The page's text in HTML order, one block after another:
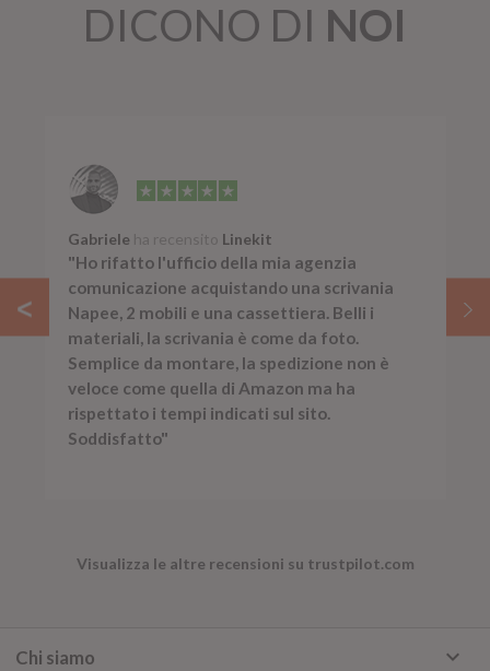
DICONO DI NOI
Gabriele ha recensito Linekit
"Ho rifatto l'ufficio della mia agenzia
comunicazione acquistando una scrivania
Napee, 2 mobili e una cassettiera. Belli i
materiali, la scrivania è come da foto.
Semplice da montare, la spedizione non è
veloce come quella di Amazon ma ha
rispettato i tempi indicati sul sito.
Soddisfatto"
Visualizza le altre recensioni su trustpilot.com
Chi siamo keyboard_arrow_down